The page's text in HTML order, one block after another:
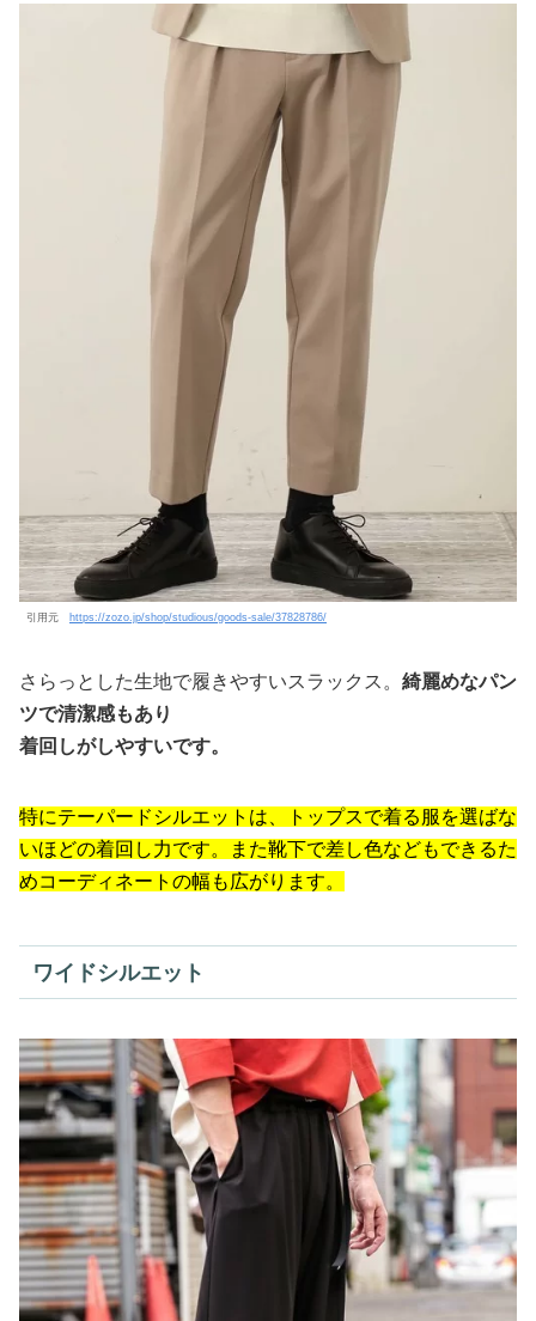
引用元 https://zozo.jp/shop/studious/goods-sale/37828786/
さらっとした生地で履きやすいスラックス。 綺麗めなパン
ツで清潔感もあり
着回しがしやすいです。
特にテーパードシルエットは、トップスで着る服を選ばな
いほどの着回し力です。また靴下で差し色などもできるた
めコーディネートの幅も広がります。
ワイドシルエット